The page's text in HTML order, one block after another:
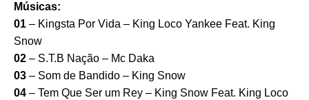
Músicas:
01 – Kingsta Por Vida – King Loco Yankee Feat. King
Snow
02 – S.T.B Nação – Mc Daka
03 – Som de Bandido – King Snow
04 – Tem Que Ser um Rey – King Snow Feat. King Loco